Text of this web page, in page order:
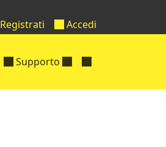
Registrati Accedi
Supporto